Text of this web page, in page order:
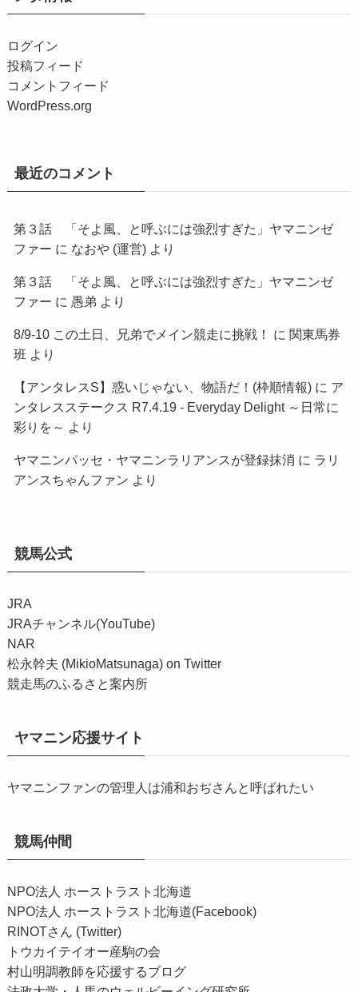
ログイン
投稿フィード
コメントフィード
WordPress.org
最近のコメント
第３話 「そよ風、と呼ぶには強烈すぎた」ヤマニンゼ
ファー に なおや (運営)より
第３話 「そよ風、と呼ぶには強烈すぎた」ヤマニンゼ
ファー に 愚弟 より
8/9-10 この土日、兄弟でメイン競走に挑戦！ に 関東馬券
班 より
【アンタレスS】惑いじゃない、物語だ！(枠順情報)に ア
ンタレスステークス R7.4.19 - Everyday Delight ～日常に
彩りを～ より
ヤマニンパッセ・ヤマニンラリアンスが登録抹消 に ラリ
アンスちゃんファン より
競馬公式
JRA
JRAチャンネル(YouTube)
NAR
松永幹夫 (MikioMatsunaga) on Twitter
競走馬のふるさと案内所
ヤマニン応援サイト
ヤマニンファンの管理人は浦和おぢさんと呼ばれたい
競馬仲間
NPO法人 ホーストラスト北海道
NPO法人 ホーストラスト北海道(Facebook)
RINOTさん (Twitter)
トウカイテイオー産駒の会
村山明調教師を応援するブログ